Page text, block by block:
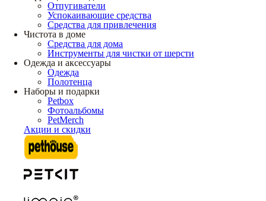
Отпугиватели
Успокаивающие средства
Средства для привлечения
Чистота в доме
Средства для дома
Инструменты для чистки от шерсти
Одежда и аксессуары
Одежда
Полотенца
Наборы и подарки
Petbox
Фотоальбомы
PetMerch
Акции и скидки